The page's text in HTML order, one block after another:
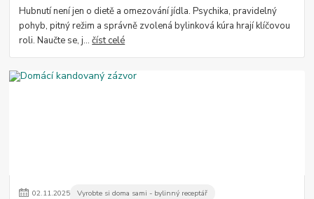
Hubnutí není jen o dietě a omezování jídla. Psychika, pravidelný
pohyb, pitný režim a správně zvolená bylinková kúra hrají klíčovou
roli. Naučte se, j...číst celé
02.11.2025 Vyrobte si doma sami - bylinný receptář